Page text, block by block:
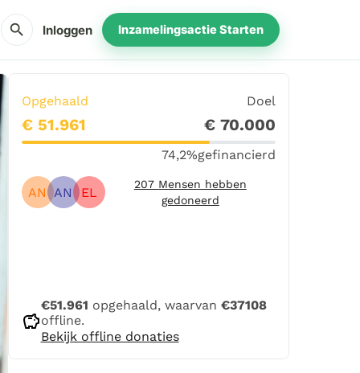
search Inloggen Inzamelingsactie Starten
Opgehaald Doel
€ 51.961 € 70.000
74,2%gefinancierd
AN AN EL
207 Mensen hebben
gedoneerd
savings
€51.961 opgehaald, waarvan €37108
offline.
Bekijk offline donaties